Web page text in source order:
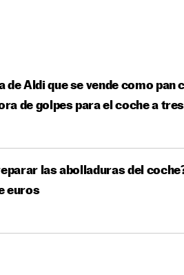
de Aldi que se vende como pan
de golpes para el coche a
las abolladuras del
euros